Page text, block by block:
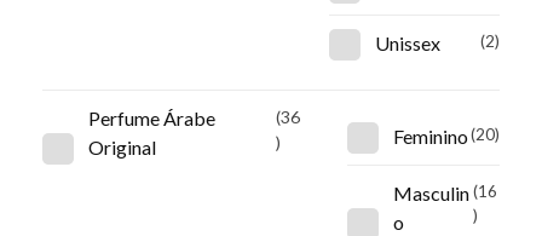
Unissex (2)
Perfume Árabe
Original
(36
)
Feminino(20)
Masculin
o
(16
)